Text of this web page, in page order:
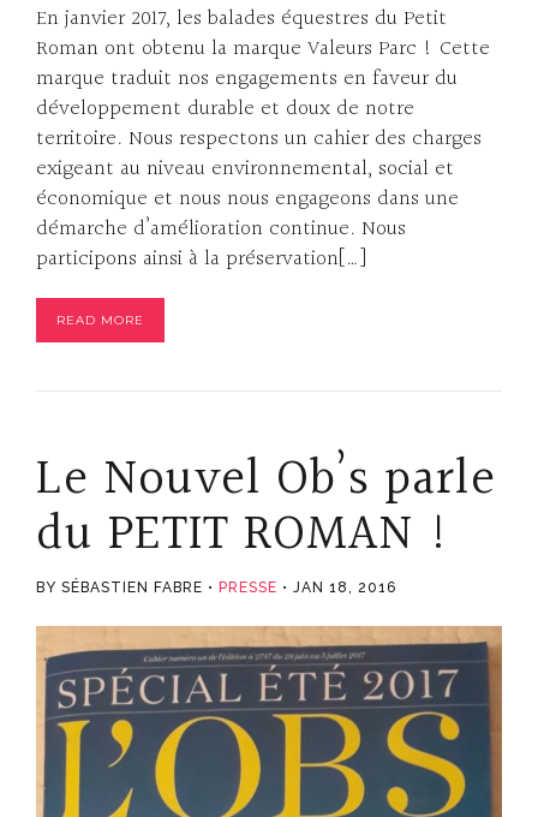
En janvier 2017, les balades équestres du Petit
Roman ont obtenu la marque Valeurs Parc ! Cette
marque traduit nos engagements en faveur du
développement durable et doux de notre
territoire. Nous respectons un cahier des charges
exigeant au niveau environnemental, social et
économique et nous nous engageons dans une
démarche d’amélioration continue. Nous
participons ainsi à la préservation[…]
READ MORE
Le Nouvel Ob’s parle
du PETIT ROMAN !
BY SÉBASTIEN FABRE PRESSE JAN 18, 2016